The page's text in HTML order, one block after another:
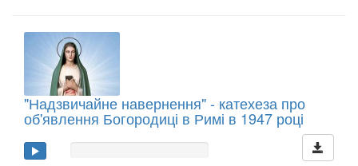
"Надзвичайне навернення" - катехеза про
об'явлення Богородиці в Римі в 1947 році